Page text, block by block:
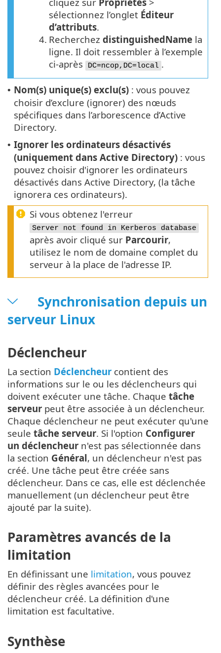
sélectionnez l’onglet Éditeur
d’attributs.
4. Recherchez distinguishedName la
ligne. Il doit ressembler à l’exemple
ci-après
DC=ncop,DC=local .
• Nom(s) unique(s) exclu(s) : vous pouvez
choisir d’exclure (ignorer) des nœuds
spécifiques dans l’arborescence d’Active
Directory.
• Ignorer les ordinateurs désactivés
(uniquement dans Active Directory) : vous
pouvez choisir d'ignorer les ordinateurs
désactivés dans Active Directory, (la tâche
ignorera ces ordinateurs).
Si vous obtenez l'erreur
Server not found in Kerberos database
après avoir cliqué sur Parcourir,
utilisez le nom de domaine complet du
serveur à la place de l'adresse IP.
Synchronisation depuis un
serveur Linux
Déclencheur
La section Déclencheur contient des
informations sur le ou les déclencheurs qui
doivent exécuter une tâche. Chaque tâche
serveur peut être associée à un déclencheur.
Chaque déclencheur ne peut exécuter qu'une
seule tâche serveur. Si l'option Configurer
un déclencheur n'est pas sélectionnée dans
la section Général, un déclencheur n'est pas
créé. Une tâche peut être créée sans
déclencheur. Dans ce cas, elle est déclenchée
manuellement (un déclencheur peut être
ajouté par la suite).
Paramètres avancés de la
limitation
En définissant une limitation, vous pouvez
définir des règles avancées pour le
déclencheur créé. La définition d'une
limitation est facultative.
Synthèse